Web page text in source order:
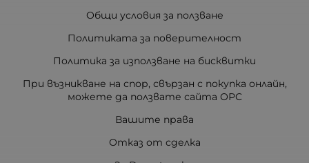
Общи условия за ползване
Политиката за поверителност
Политика за използване на бисквитки
При възникване на спор, свързан с покупка онлайн,
можете да ползвате сайта ОРС
Вашите права
Отказ от сделка